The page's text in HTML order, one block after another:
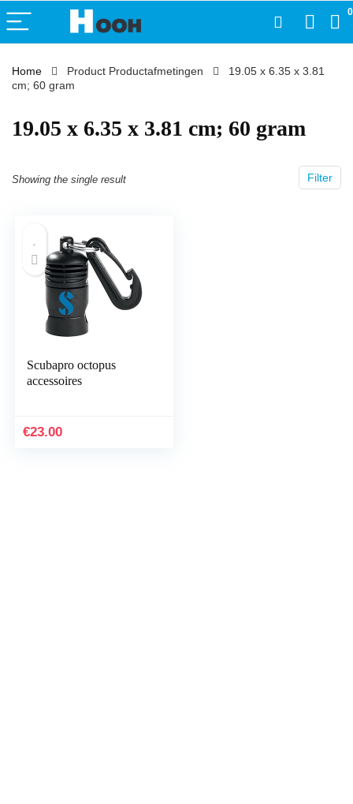
0
Home Product Productafmetingen
‎19.05 x 6.35 x 3.81
cm; 60 gram
‎19.05 x 6.35 x 3.81 cm; 60 gram
Filter
Showing the single result
Scubapro octopus
accessoires
€23.00